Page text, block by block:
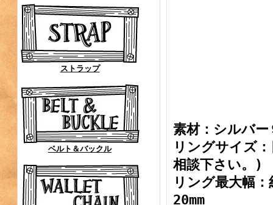
ストラップ
ベルト＆バックル
素材：シルバ
リングサイズ
相談下さい。)
リング最大幅
20mm